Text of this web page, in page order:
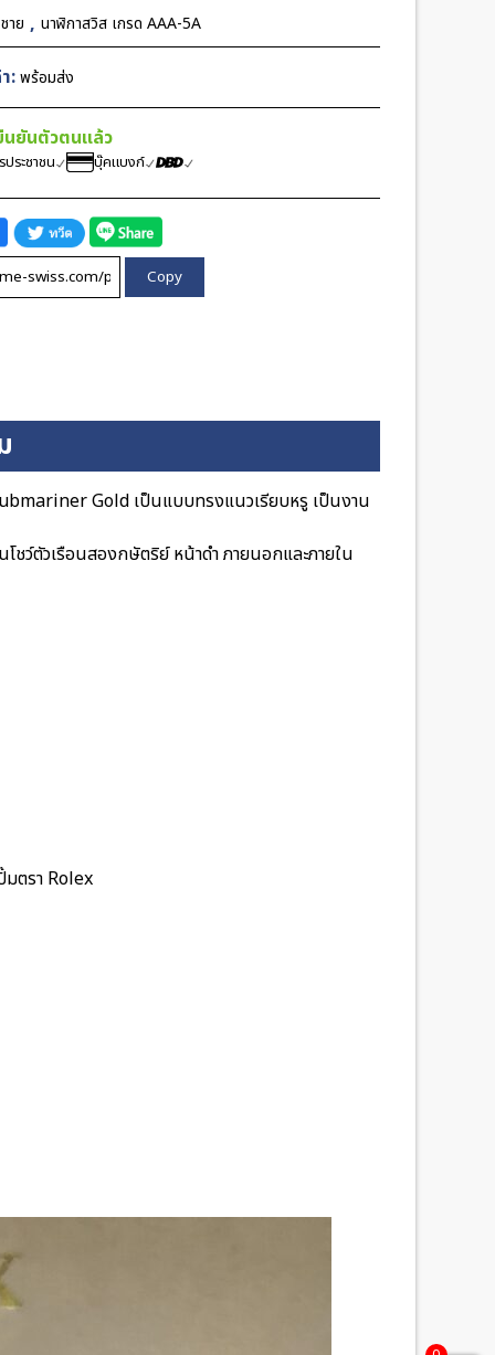
าย , นาฬิกาสวิส เกรด AAA-5A
:พร้อมส่ง
นยันตัวตนแล้ว
ระชาชน บุ๊คแบงก์
Copy
Gold เป็นแบบทรงแนวเรียบหรู เป็นงาน
ว์ตัวเรือนสองกษัตริย์ หน้าดำ ภายนอกและภายใน
ตรา Rolex